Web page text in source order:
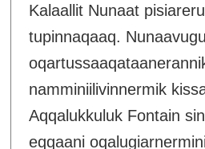
Kalaallit Nunaat
tupinnaqaaq.
namminiilivinnermik
Aqqalukkuluk Fontain
eqqaani